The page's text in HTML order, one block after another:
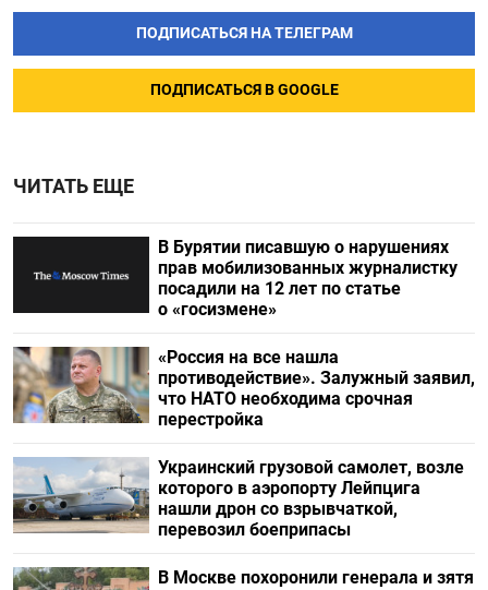
ПОДПИСАТЬСЯ НА ТЕЛЕГРАМ
ПОДПИСАТЬСЯ В GOOGLE
ЧИТАТЬ ЕЩЕ
В Бурятии писавшую о нарушениях
прав мобилизованных журналистку
посадили на 12 лет по статье
о «госизмене»
«Россия на все нашла
противодействие». Залужный заявил,
что НАТО необходима срочная
перестройка
Украинский грузовой самолет, возле
которого в аэропорту Лейпцига
нашли дрон со взрывчаткой,
перевозил боеприпасы
В Москве похоронили генерала и зятя